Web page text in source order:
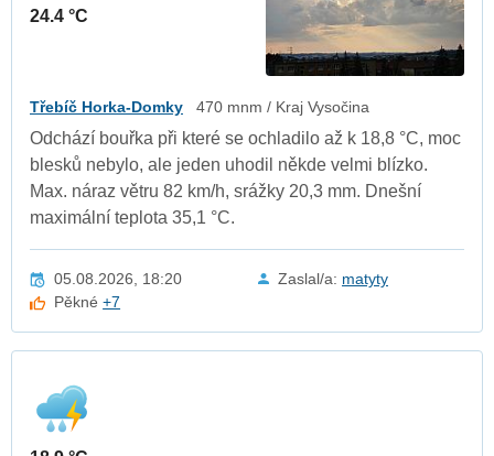
24.4 °C
Třebíč Horka-Domky 470 mnm / Kraj Vysočina
Odchází bouřka při které se ochladilo až k 18,8 °C, moc
blesků nebylo, ale jeden uhodil někde velmi blízko.
Max. náraz větru 82 km/h, srážky 20,3 mm. Dnešní
maximální teplota 35,1 °C.
05.08.2026, 18:20 Zaslal/a: matyty
Pěkné+7